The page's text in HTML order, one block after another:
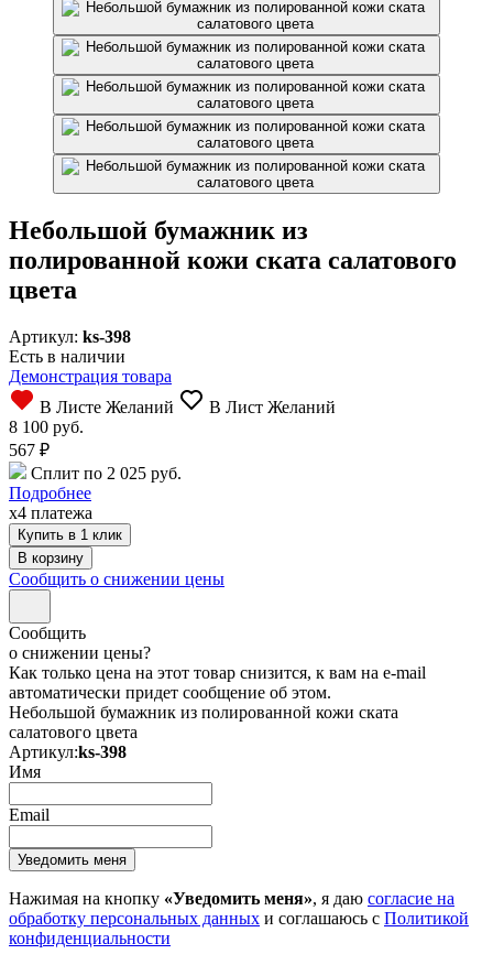
Небольшой бумажник из
полированной кожи ската салатового
цвета
Артикул: ks-398
Есть в наличии
Демонстрация товара
В Листе Желаний
В Лист Желаний
8 100 руб.
567 ₽
Сплит по 2 025 руб.
Подробнее
x4 платежа
Купить в 1 клик
Сообщить о снижении цены
Сообщить
о снижении цены?
Как только цена на этот товар снизится, к вам на e-mail
автоматически придет сообщение об этом.
Небольшой бумажник из полированной кожи ската
салатового цвета
Артикул:ks-398
Имя
Email
Нажимая на кнопку «Уведомить меня», я даю согласие на
обработку персональных данных и соглашаюсь с Политикой
конфиденциальности